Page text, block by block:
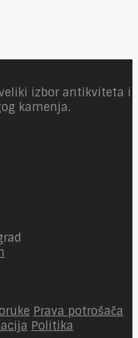
izbor antikviteta i
kamenja.
Prava potrošača
Politika